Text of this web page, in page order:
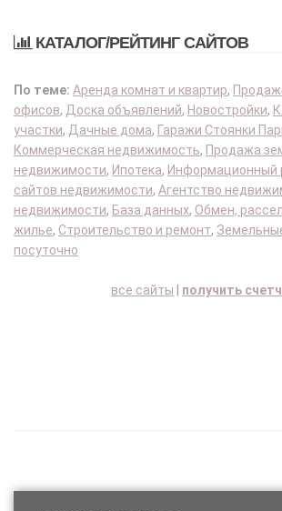
КАТАЛОГ/РЕЙТИНГ САЙТОВ
По теме: Аренда комнат и квартир,
офисов, Доска объявлений, Новостройки,
участки, Дачные дома, Гаражи Стоянки
Коммерческая недвижимость, Продажа
недвижимости, Ипотека, Информационный
сайтов недвижимости, Агентство
недвижимости, База данных, Обмен,
жилье, Строительство и ремонт,
посуточно
все сайты получить